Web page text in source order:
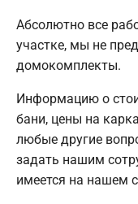
Абсолютно все
участке, мы не
домокомплекты.
Информацию о
бани, цены на
любые другие
задать нашим
имеется на нашем